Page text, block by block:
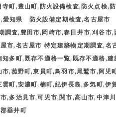
町,豊山町,防火設備検査,防火点検,
愛知県 防火設備定期検査,名古屋
調査,豊田市,岡崎市,春日井市,刈谷
市,名古屋市 特定建築物定期調査,
知多町,既存不適格一覧,既存不適格,
,菰野町,東員町,鳥羽市,尾鷲市,阿
町,安濃町,楠町,紀伊長島,多気町,
,多治見市,可児市,関市,高山市,中津
垂井町